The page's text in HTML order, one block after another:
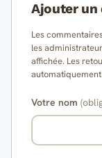
Ajouter un
Les
les
affichée. Les
Votre nom